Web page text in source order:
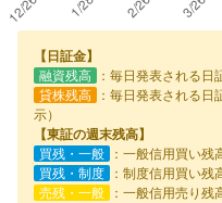
【日証金】
融資残高
：毎日発表される日
貸株残高
：毎日発表される
示）
【東証の週末残高】
買残・一般
：一般信用買い残
買残・制度
：制度信用買い残
売残・一般
：一般信用売り残